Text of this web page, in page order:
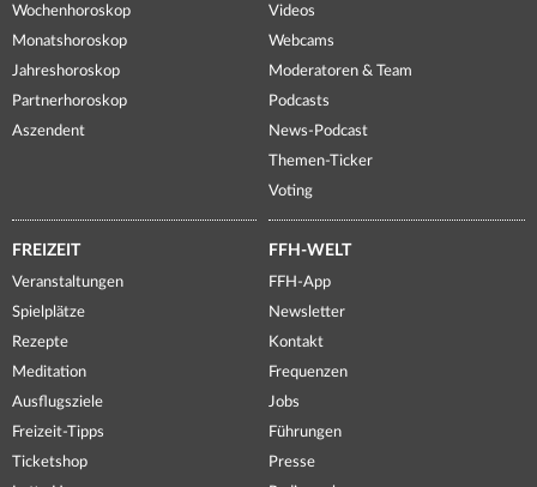
Wochenhoroskop
Monatshoroskop
Jahreshoroskop
Partnerhoroskop
Aszendent
Videos
Webcams
Moderatoren & Team
Podcasts
News-Podcast
Themen-Ticker
Voting
FREIZEIT
Veranstaltungen
Spielplätze
Rezepte
Meditation
Ausflugsziele
Freizeit-Tipps
Ticketshop
FFH-WELT
FFH-App
Newsletter
Kontakt
Frequenzen
Jobs
Führungen
Presse